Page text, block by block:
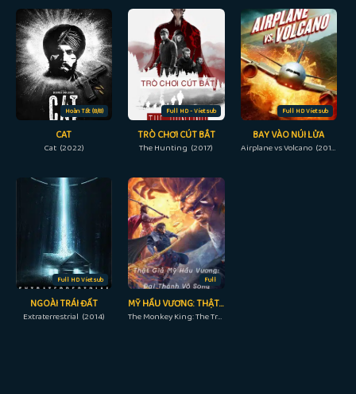
Hoàn Tất (8/8)
CAT
Cat (2022)
Full HD - Vietsub
TRÒ CHƠI CÚT BẮT
The Hunting (2017)
Full HD Vietsub
BAY VÀO NÚI LỬA
Airplane vs Volcano (2014)
Full HD Vietsub
NGOÀI TRÁI ĐẤT
Extraterrestrial (2014)
Full
MỸ HẦU VƯƠNG: THẬT GIẢ TÔN NGỘ KHÔNG
The Monkey King: The True Sun Wukong (2019)